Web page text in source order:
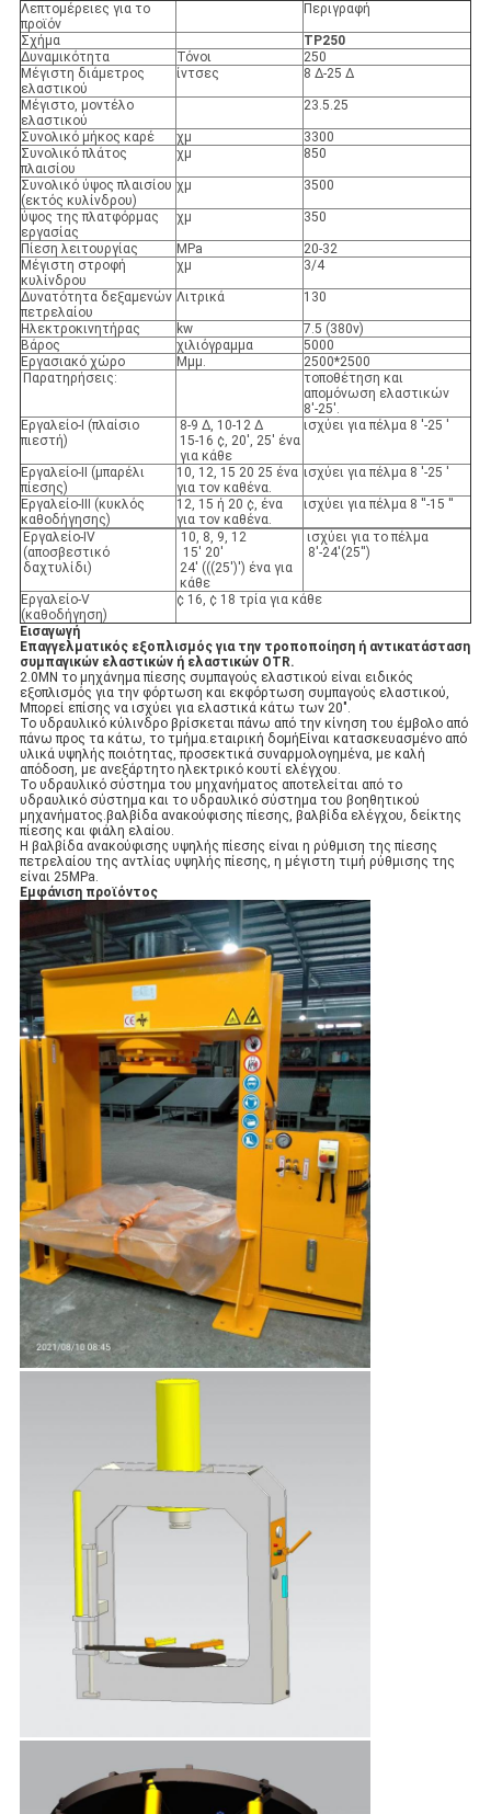
Λεπτομέρειες για το
προϊόν
Περιγραφή
Σχήμα
TP250
Δυναμικότητα
Τόνοι
250
Μέγιστη διάμετρος
ελαστικού
ίντσες 8 ∆-25 ∆
Μέγιστο, μοντέλο
ελαστικού
23.5.25
Συνολικό μήκος καρέ χμ
3300
Συνολικό πλάτος
πλαισίου
χμ 850
Συνολικό ύψος πλαισίου
(εκτός κυλίνδρου)
χμ 3500
ύψος της πλατφόρμας
εργασίας
χμ 350
Πίεση λειτουργίας MPa
20-32
Μέγιστη στροφή
κυλίνδρου
χμ 3/4
Δυνατότητα δεξαμενών
πετρελαίου
Λιτρικά 130
Ηλεκτροκινητήρας kw
7.5 (380v)
Βάρος
χιλιόγραμμα
5000
Εργασιακό χώρο
Μμμ.
2500*2500
Παρατηρήσεις:
τοποθέτηση και
απομόνωση ελαστικών
8'-25'.
Εργαλείο-Ι (πλαίσιο
πιεστή)
8-9 ∆, 10-12 ∆
15-16 ¢, 20', 25' ένα
για κάθε
ισχύει για πέλμα 8 ′-25 ′
Εργαλείο-II (μπαρέλι
πίεσης)
10, 12, 15 20 25 ένα
για τον καθένα.
ισχύει για πέλμα 8 ′-25 ′
Εργαλείο-III (κυκλός
καθοδήγησης)
12, 15 ή 20 ¢, ένα
για τον καθένα.
ισχύει για πέλμα 8 ′′-15 ′′
Εργαλείο-IV
(αποσβεστικό
δαχτυλίδι)
10, 8, 9, 12
15' 20'
24' (((25')') ένα για
κάθε
ισχύει για το πέλμα
8'-24'(25'')
Εργαλείο-V
(καθοδήγηση)
¢ 16, ¢ 18 τρία για κάθε
Εισαγωγή
Επαγγελματικός εξοπλισμός για την τροποποίηση ή αντικατάσταση
συμπαγικών ελαστικών ή ελαστικών OTR.
2.0MN το μηχάνημα πίεσης συμπαγούς ελαστικού είναι ειδικός
εξοπλισμός για την φόρτωση και εκφόρτωση συμπαγούς ελαστικού,
Μπορεί επίσης να ισχύει για ελαστικά κάτω των 20".
Το υδραυλικό κύλινδρο βρίσκεται πάνω από την κίνηση του έμβολο από
πάνω προς τα κάτω, το τμήμα.εταιρική δομήΕίναι κατασκευασμένο από
υλικά υψηλής ποιότητας, προσεκτικά συναρμολογημένα, με καλή
απόδοση, με ανεξάρτητο ηλεκτρικό κουτί ελέγχου.
Το υδραυλικό σύστημα του μηχανήματος αποτελείται από το
υδραυλικό σύστημα και το υδραυλικό σύστημα του βοηθητικού
μηχανήματος.βαλβίδα ανακούφισης πίεσης, βαλβίδα ελέγχου, δείκτης
πίεσης και φιάλη ελαίου.
Η βαλβίδα ανακούφισης υψηλής πίεσης είναι η ρύθμιση της πίεσης
πετρελαίου της αντλίας υψηλής πίεσης, η μέγιστη τιμή ρύθμισης της
είναι 25MPa.
Εμφάνιση προϊόντος